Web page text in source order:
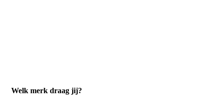
Welk merk draag jij?